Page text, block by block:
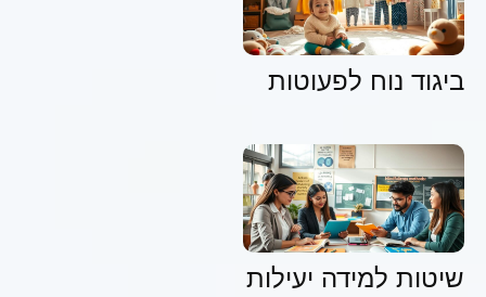
ביגוד נוח לפעוטות
שיטות למידה יעילות